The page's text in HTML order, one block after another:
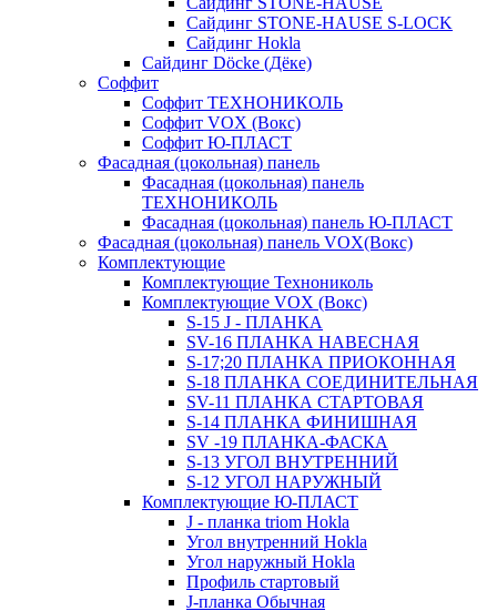
Сайдинг STONE-HAUSE S-LOCK
Сайдинг Hokla
Сайдинг Döcke (Дёке)
Соффит
Соффит ТЕХНОНИКОЛЬ
Соффит VOX (Вокс)
Соффит Ю-ПЛАСТ
Фасадная (цокольная) панель
Фасадная (цокольная) панель
ТЕХНОНИКОЛЬ
Фасадная (цокольная) панель Ю-ПЛАСТ
Фасадная (цокольная) панель VOX(Вокс)
Комплектующие
Комплектующие Технониколь
Комплектующие VOX (Вокс)
S-15 J - ПЛАНКА
SV-16 ПЛАНКА НАВЕСНАЯ
S-17;20 ПЛАНКА ПРИОКОННАЯ
S-18 ПЛАНКА СОЕДИНИТЕЛЬНАЯ
SV-11 ПЛАНКА СТАРТОВАЯ
S-14 ПЛАНКА ФИНИШНАЯ
SV -19 ПЛАНКА-ФАСКА
S-13 УГОЛ ВНУТРЕННИЙ
S-12 УГОЛ НАРУЖНЫЙ
Комплектующие Ю-ПЛАСТ
J - планка triom Hokla
Угол внутренний Hokla
Угол наружный Hokla
Профиль стартовый
J-планка Обычная